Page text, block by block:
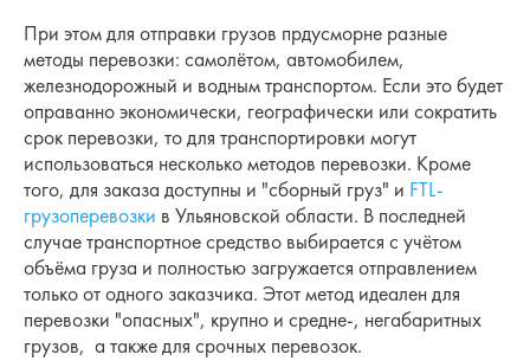
При этом для отправки грузов прдусморне разные
методы перевозки: самолётом, автомобилем,
железнодорожный и водным транспортом. Если это будет
оправанно экономически, географически или сократить
срок перевозки, то для транспортировки могут
использоваться несколько методов перевозки. Кроме
того, для заказа доступны и "сборный груз" и FTL-
грузоперевозки в Ульяновской области. В последней
случае транспортное средство выбирается с учётом
объёма груза и полностью загружается отправлением
только от одного заказчика. Этот метод идеален для
перевозки "опасных", крупно и средне-, негабаритных
грузов, а также для срочных перевозок.